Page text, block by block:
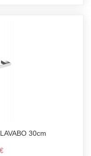
30cm